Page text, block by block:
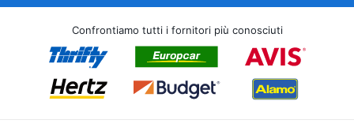
Confrontiamo tutti i fornitori più conosciuti